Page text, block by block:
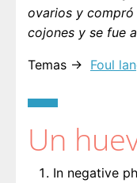
ovarios y compró
cojones y se fue
Temas → Foul
Un
In negative